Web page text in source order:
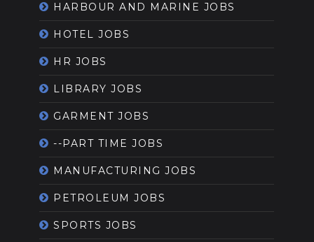
HARBOUR AND MARINE JOBS
HOTEL JOBS
HR JOBS
LIBRARY JOBS
GARMENT JOBS
--PART TIME JOBS
MANUFACTURING JOBS
PETROLEUM JOBS
SPORTS JOBS